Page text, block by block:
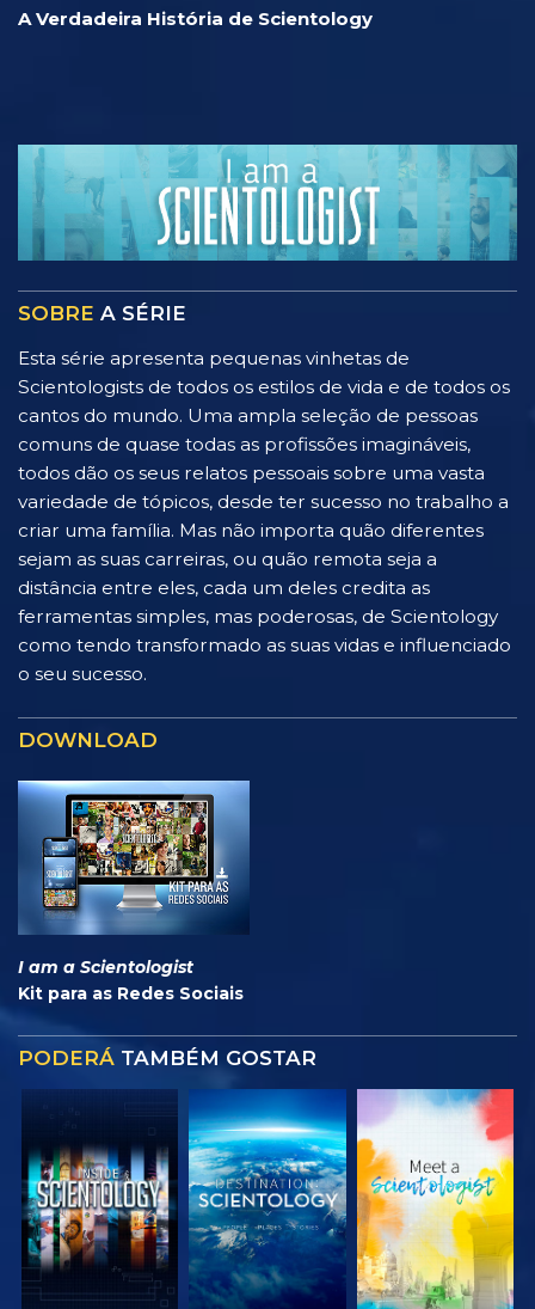
A Verdadeira História de Scientology
SOBRE A SÉRIE
Esta série apresenta pequenas vinhetas de
Scientologists de todos os estilos de vida e de todos os
cantos do mundo. Uma ampla seleção de pessoas
comuns de quase todas as profissões imagináveis,
todos dão os seus relatos pessoais sobre uma vasta
variedade de tópicos, desde ter sucesso no trabalho a
criar uma família. Mas não importa quão diferentes
sejam as suas carreiras, ou quão remota seja a
distância entre eles, cada um deles credita as
ferramentas simples, mas poderosas, de Scientology
como tendo transformado as suas vidas e influenciado
o seu sucesso.
DOWNLOAD
I am a Scientologist
Kit para as Redes Sociais
PODERÁ TAMBÉM GOSTAR